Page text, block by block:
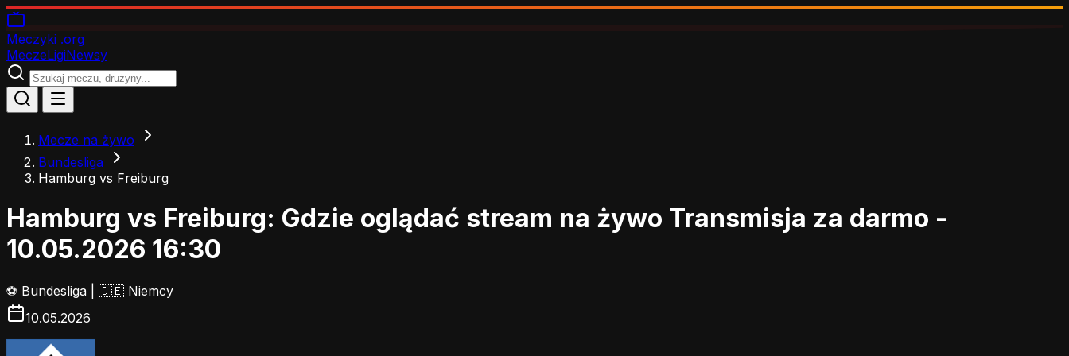
Meczyki .org
MeczeLigiNewsy
Mecze na żywo
Bundesliga
Hamburg vs Freiburg
Hamburg vs Freiburg: Gdzie oglądać stream na żywo Transmisja za darmo -
10.05.2026 16:30
⚽ Bundesliga
🇩🇪 Niemcy
10.05.2026